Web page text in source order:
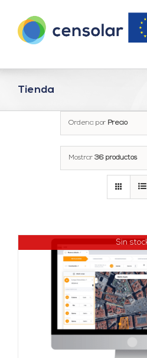
contenido
Tienda
Ordena por Precio
Mostrar 36 productos
Sin